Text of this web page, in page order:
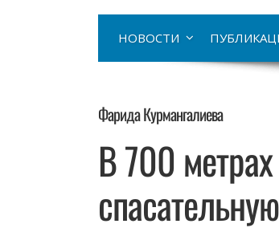
НОВОСТИ
Фарида Курмангалиева
В 700